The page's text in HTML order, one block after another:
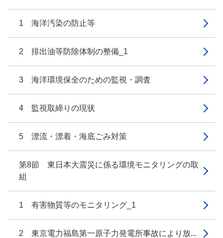
1 海洋汚染の防止等
2 排出油等防除体制の整備_1
3 海洋環境保全のための監視・調査
4 監視取締りの現状
5 漂流・漂着・海底ごみ対策
第8節 東日本大震災に係る環境モニタリングの取
組
1 有害物質等のモニタリング_1
2 東京電力福島第一原子力発電所事故により放...